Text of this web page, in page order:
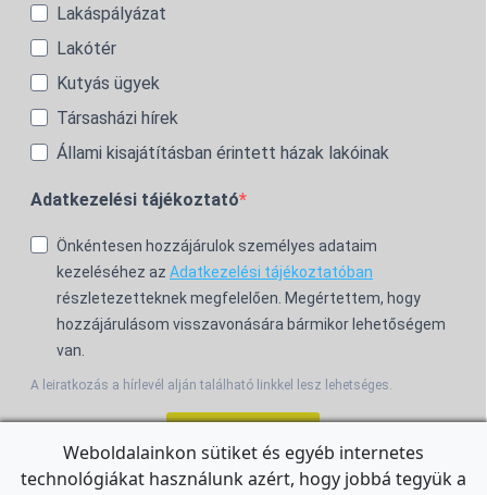
Lakáspályázat
Lakótér
Kutyás ügyek
Társasházi hírek
Állami kisajátításban érintett házak lakóinak
Adatkezelési tájékoztató
Önkéntesen hozzájárulok személyes adataim
kezeléséhez az Adatkezelési tájékoztatóban
részletezetteknek megfelelően. Megértettem, hogy
hozzájárulásom visszavonására bármikor lehetőségem
van.
A leiratkozás a hírlevél alján található linkkel lesz lehetséges.
Weboldalainkon sütiket és egyéb internetes
technológiákat használunk azért, hogy jobbá tegyük a